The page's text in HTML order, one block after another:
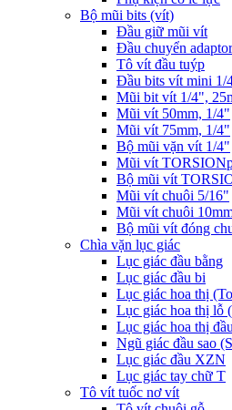
Bộ mũi bits (vít)
Đầu giữ mũi vít
Đầu chuyển adaptor
Tô vít đầu tuýp
Đầu bits vít mini 1/
Mũi bit vít 1/4",
Mũi vít 50mm, 1/4"
Mũi vít 75mm, 1/4"
Bộ mũi vặn vít 1/4"
Mũi vít
Bộ mũi vít
Mũi vít chuôi 5/16"
Mũi vít chuôi
Bộ mũi vít đóng
Chìa vặn lục giác
Lục giác đầu bằng
Lục giác đầu bi
Lục giác hoa thị
Lục giác hoa thị lỗ
Lục giác hoa thị
Ngũ giác đầu sao
Lục giác đầu XZN
Lục giác tay chữ T
Tô vít tuốc nơ vít